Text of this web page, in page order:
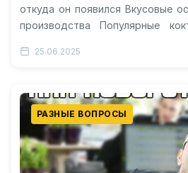
откуда он появился Вкусовые
производства Популярные
современные тенденции…
25.06.2025
РАЗНЫЕ ВОПРОСЫ